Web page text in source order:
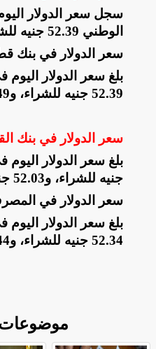
سجل سعر الدولار
الوطني 52.39 جنيه للشراء، و52.49 جنيه للبيع
سعر الدولار في بنك
بلغ سعر الدولار
52.39 جنيه للشراء، و52.49 جنيه للبيع
سعر الدولار في بنك
جنيه للشراء، و52.03 جنيه للبيع
سعر الدولار في
بلغ سعر الدولار
52.34 جنيه للشراء، و52.44 جنيه للبيع